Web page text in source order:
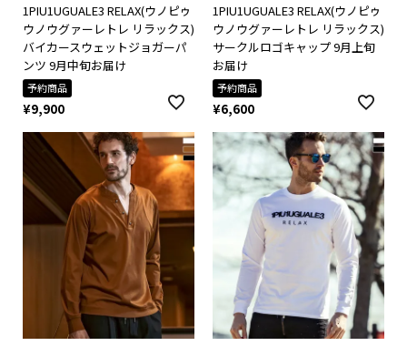
1PIU1UGUALE3 RELAX(ウノピゥ
ウノウグァーレトレ リラックス)
バイカースウェットジョガーパ
ンツ 9月中旬お届け
予約商品
¥9,900
1PIU1UGUALE3 RELAX(ウノピゥ
ウノウグァーレトレ リラックス)
サークルロゴキャップ 9月上旬
お届け
予約商品
¥6,600